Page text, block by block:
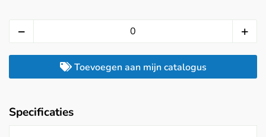
Toevoegen aan mijn catalogus
Specificaties